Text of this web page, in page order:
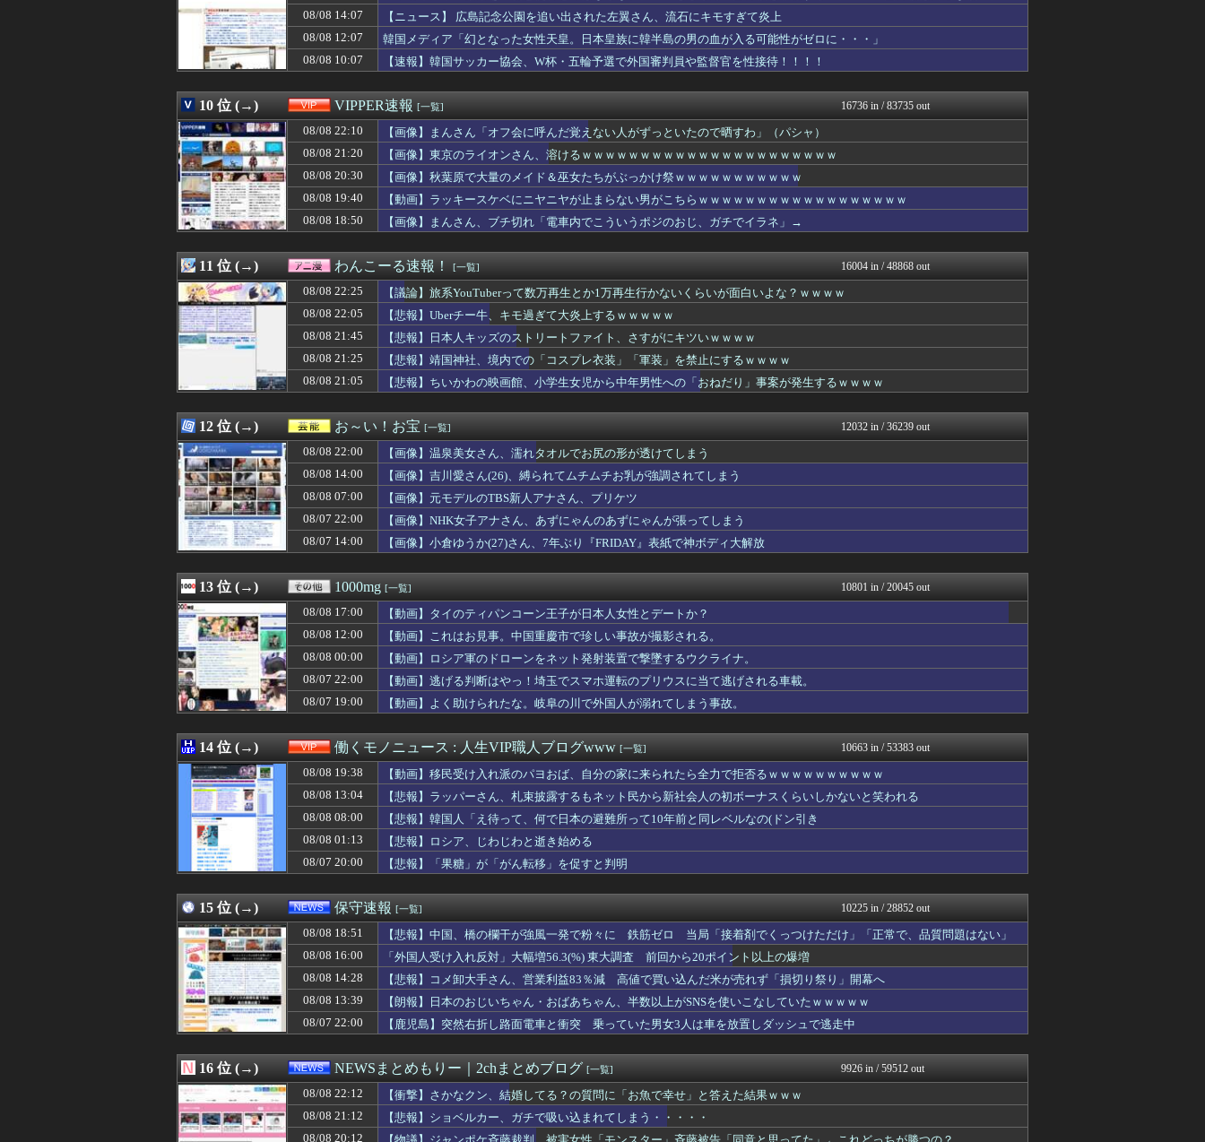
ボロ戸建て契約予約しちゃった
ガールズVIPまとめ
08/08 21:57
彼と初めての夜。私「痛い！どうしたの？」彼「実は俺、不能なんだ…」→初めての夜...
08/08 21:57
1人暮らしの親友の家へ。広くて駅近、なのに格安…と来たら何か起きるのは夜だろう...
基地沢直樹-復讐・修羅場・...
08/08 21:57
仙台 寒いです（みなさんの住んでるところは、暑いですか？）
喪女リカ喪女ルカ┃鬼女・生...
08/08 21:57
チャレンジの答えを丸写しして、宿題はやった詐欺だったことが発覚し、子供と大喧嘩...
喪女リカ喪女ルカ┃鬼女・生...
08/08 21:55
「外国人受け入れ反対」大幅増 東大調査、若い世代で多く
ガールズVIPまとめ
08/08 21:55
【J1第1節 名古屋×清水】清水は北川の完璧なボレーと無失点で白星スタート！ホ...
ドメサカブログ
08/08 21:55
2026年度 暑さのピークはいったん終了かも [8/8]
08/08 21:54
【朗報】HIKAKINの鬼茶、怒りの半額セール怪開始WWWWWWWWWWWWW...
ガールズVIPまとめ
08/08 21:52
【FF14】Switch2版の携帯モードで絶アレキサンダー討滅戦をクリアした猛...
馬鳥速報
08/08 21:52
【阪神】京セラDの観客が一斉に帰路につく寂しい光景 ８回代打立石正広が満塁で見...
08/08 21:52
【画像】セブンイレブンのバイト「AIにちいかわの画像を食わせてっと………できた...
ガールズVIPまとめ
08/08 21:52
イラン最高指導者のモジタバ・ハメネイ師が「危篤状態」？ イラン大統領「意思疎通...
ガールズVIPまとめ
08/08 21:51
【速報】日本サッカー、ついに206cmのドリブラーが出てくるｗｗｗｗｗｗｗｗｗ...
【サッカー まとめ】サカラ...
08/08 21:50
【悲報】帰宅すると家政婦以下の扱い…耐え続けた男の決断がこれｗｗｗｗ
キスログ
08/08 21:50
【巨乳画像】K1ラウンドガール美女・愛花、初水着グラビアが美しすぎるwwwww...
もきゅ速(*´ω`*)人(...
08/08 21:50
左ハンドル車のデメリット、意外と少ない
思考ちゃんねる
08/08 21:50
中国国防省、海自イージス艦のトマホーク実射試験を批判「国際社会は新型軍国主義を...
08/08 21:49
【画像】ゴールドジムにエチエチな格好した女が現れるｗｗｗｗｗｗｗｗｗｗｗｗ
なんJミュージアム
08/08 21:49
大人になって好きになる物や良さが分かる物といえば？
【画像】王様のブランチの長谷川美月さんの胸が意外とある件
【朗報】ジョジョのジョセフさん「努力C才能A血統S」←コイツが人気ある理由ｗｗ...
アニはつ -アニメ発信場-
08/08 21:48
ベビーグッズで役立った物
ガールズVIPまとめ
08/08 21:47
ドタキャン常習犯の友だち。1ヶ月前から遊ぶ約束をしていたのに、5日前になってい...
基地沢直樹-復讐・修羅場・...
08/08 21:47
痛くなくて落ちない耳のアクセサリー
喪女リカ喪女ルカ┃鬼女・生...
08/08 21:47
同僚数名とのカラオケについてきた特に仲良くないA。部屋に入って早々「点数出そう...
08/08 21:47
彼氏・夫がいるけど男性恐怖症
08/08 21:47
職場にピンクのトップスを着ていったらみんなのいる前で後輩が「なんで今日はピンク...
喪女リカ喪女ルカ┃鬼女・生...
08/08 21:47
はじめましてに近い40代後半男性とランチ。だがランチ奢るって言ってたのになぜか...
基地沢直樹-復讐・修羅場・...
08/08 21:46
【画像】開示請求が届いた…
08/08 21:45
1回戦 英明 4-1 関東第一 英明・松原が走者一掃勝ち越しタイムリー2塁打、...
08/08 21:45
【悲報】日本人キッズのストリートファイト、さすがにキツいｗｗｗｗ
わんこーる速報！
08/08 21:45
【悲報】堀大輔さん、実は仮眠を取っていたWWWWWWWWWWWWWWWWWWW...
VIPワイドガイド
08/08 21:45
左ハンドル車のデメリット、意外と少ない
V速ニュップ
08/08 21:44
令和「8」年「8」月「8」日の試合で「88」分に背番号「8」サンフレッチェ広島...
08/08 21:44
【重音テト】コナミデフォルメフィギュア「重音テト 通常衣装Ver.」「重音テト...
08/08 21:43
2026年度 暑さのピーク終了
ガールズVIPまとめ
08/08 21:42
ハロワの紹介で就職した工場の休日が嘘ばっかなんだが
ふぇー速
08/08 21:40
【画像】最近のJKの体育祭、もはや風俗にしか見えないｗｗｗwｗｗｗｗｗｗｗｗ❤
08/08 21:40
38歳格闘家さん「批判覚悟で言います。10代の彼女と結婚しました」→オバサン達...
08/08 21:40
よだももに連絡して髪型を決めてもらうあやめんとれんたん可愛い！！！【乃木坂46...
坂道情報通～乃木坂46まと...
08/08 21:40
共産党「熊本地震救援募金のお願いをしていたところ、中指を立てられました。中指が...
おーるじゃんる
08/08 21:39
ランドセル見ながら友達とタイガーマスクの話をしていたら、後ろからおばさんが「寄...
基地沢直樹-復讐・修羅場・...
08/08 21:39
夫友人の離婚話に夫が「第三者の立会人」を頼まれた。離婚理由はお嫁さんのヒスとか...
基地沢直樹-復讐・修羅場・...
08/08 21:39
海外「今年のメジャーは混とん」佐々木朗希が6回2失点の力投もド軍7連敗！（海外...
海外のお前ら 海外の反応
08/08 21:39
ギフテッド、ギフテッド2Eの育て方
喪女リカ喪女ルカ┃鬼女・生...
08/08 21:39
【悲報】中国の強者女性「年齢のせいで誰も私と結婚してくれない」⇒！！
うしみつ-5chまとめ-
08/08 21:39
フジテレビが金の卵を産む鶏を自ら絞め殺した模様、社運を賭けたドル箱コンテンツが...
U-1 NEWS.
08/08 21:39
行きつけの店の学生バイトから連絡先を渡されて驚いた。悪い気はしないけど、私には...
08/08 21:39
深夜に子供が補導された場合、警察に説教されるの？その時は毅然とした態度で「保護...
08/08 21:38
これどういうこと？池袋暴走事故の捜査陣営、飯塚幸三受刑者を逮捕しなくていい理由...
サイ速
08/08 21:38
【悲報】思春期の娘に「キモッ」と言われたお父さん、グレる 妹はVIPPER
08/08 14:07
【ニュース】 広島記念公園を追い出された左翼さん、流石にキモすぎて炎上
08/08 12:07
韓国メディア「幻となった女性天皇。日本皇族に韓半島の男の血が入る可能性がゼロに・・・」
08/08 10:07
【速報】韓国サッカー協会、W杯・五輪予選で外国審判員や監督官を性接待！！！！
10 位 (→) VIPPER速報 [一覧] 16736 in / 83735 out
08/08 22:10
【画像】まんさん「オフ会に呼んだ覚えない人がずっといたので晒すわ」（パシャ）
08/08 21:20
【画像】東京のライオンさん、溶けるｗｗｗｗｗｗｗｗｗｗｗｗｗｗｗｗｗｗｗｗｗｗ
08/08 20:30
【画像】秋葉原で大量のメイド＆巫女たちがぶっかけ祭ｗｗｗｗｗｗｗｗｗｗｗ
08/08 19:40
【動画】ラッキースケベにニヤニヤが止まらない男がこちらｗｗｗｗｗｗｗｗｗｗｗｗｗｗｗｗｗｗ
08/08 18:50
【画像】まんさん、ブチ切れ「電車内でこういうポジのおじ、ガチでイラネ」→
11 位 (→) わんこーる速報！ [一覧] 16004 in / 48868 out
08/08 22:25
【議論】旅系YouTuberって数万再生とか1万再生行かないくらいが面白いよな？ｗｗｗｗ
08/08 22:05
【悲報】Uberチー牛、キモ過ぎて大炎上するｗｗｗｗｗ
08/08 21:45
【悲報】日本人キッズのストリートファイト、さすがにキツいｗｗｗｗ
08/08 21:25
【悲報】靖国神社、境内での「コスプレ衣装」「軍装」を禁止にするｗｗｗｗ
08/08 21:05
【悲報】ちいかわの映画館、小学生女児から中年男性への「おねだり」事案が発生するｗｗｗｗ
12 位 (→) お～い！お宝 [一覧] 12032 in / 36239 out
08/08 22:00
【画像】温泉美女さん、濡れタオルでお尻の形が透けてしまう
08/08 14:00
【画像】吉川愛さん(26)、縛られてムチムチお乳が強調されてしまう
08/08 07:00
【画像】元モデルのTBS新人アナさん、プリケツ
08/07 22:00
【画像】NHK女子アナさん、あずにゃんのあずにゃんが張ってしまう
08/07 14:00
【画像】小倉ゆうか(27)さん、7年ぶり『FRIDAY』表紙で神ボディ大解放
13 位 (→) 1000mg [一覧] 10801 in / 20045 out
08/08 17:00
【動画】タイのティパンコーン王子が日本人女性とデートか？
08/08 12:00
【動画】これはお見事。中国重慶市で珍しい事故が撮影される。
08/08 00:00
【動画】ロシア軍のドローンをネット発射装置で撃墜するウクライナ。
08/07 22:00
【動画】逃げる判断はやっ！埼玉でスマホ運転のプリウスに当て逃げされる車載。
08/07 19:00
【動画】よく助けられたな。岐阜の川で外国人が溺れてしまう事故。
14 位 (→) 働くモノニュース : 人生VIP職人ブログwww [一覧] 10663 in / 53383 out
08/08 19:38
【動画】移民受け入れ派のパヨおば、自分の家に来られたら全力で拒否るｗｗｗｗｗｗｗｗｗｗ
08/08 13:04
【悲報】ラッパーさん、札束披露するもネット民から新社会人の初ボーナスくらいしかないと笑われる
08/08 08:00
【悲報】韓国人「え待って、何で日本の避難所って10年前と同レベルなの(ドン引き
08/08 01:13
【悲報】ロシア、じわじわと逝き始める
08/07 20:00
【悲報】「果糖」が「がん転移」を促すと判明
15 位 (→) 保守速報 [一覧] 10225 in / 28852 out
08/08 18:51
【悲報】中国、橋の欄干が強風一発で粉々に 鉄筋ゼロ 当局「接着剤でくっつけただけ」「正常で、品質問題はない」
08/08 16:00
「外国人受け入れ反対」大幅増56.3(%) 東大調査 前回から20ポイント以上の爆増
08/08 14:28
【悲報】コメ卸大手さん、営業利益83％減 高値で買い込んだ米が売れず「損切り祭り」開幕へ
08/08 13:39
【朗報】日本のおじいちゃん・おばあちゃん、半数以上がSNSを使いこなしていたｗｗｗｗｗ
08/07 22:00
【鹿児島】突然右折し路面電車と衝突 乗っていた男女3人は車を放置しダッシュで逃走中
16 位 (→) NEWSまとめもりー｜2chまとめブログ [一覧] 9926 in / 59512 out
08/08 22:12
【衝撃】さかなクン、結婚してる？の質問に「お魚で幸せ」と答えた結果ｗｗｗ
08/08 21:12
【悲報】ショベルカー、ガチで吸い込まれてしまう・・・・・
08/08 20:12